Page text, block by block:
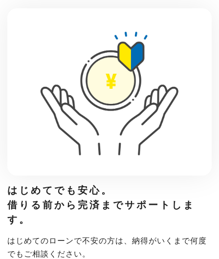
はじめてでも安心。
借りる前から完済までサポートしま
す。
はじめてのローンで不安の方は、納得がいくまで何度
でもご相談ください。